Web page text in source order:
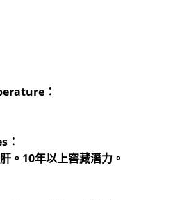
：
：
。10年以上窖藏潛力。